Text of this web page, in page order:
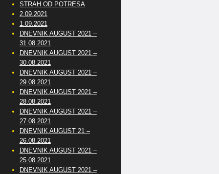
STRAH OD POTRESA
2.09.2021
1.09.2021
DNEVNIK AUGUST 2021 –
31.08.2021
DNEVNIK AUGUST 2021 –
30.08.2021
DNEVNIK AUGUST 2021 –
29.08.2021
DNEVNIK AUGUST 2021 –
28.08.2021
DNEVNIK AUGUST 2021 –
27.08.2021
DNEVNIK AUGUST 21 –
26.08.2021
DNEVNIK AUGUST 2021 –
25.08.2021
DNEVNIK AUGUST 2021 –